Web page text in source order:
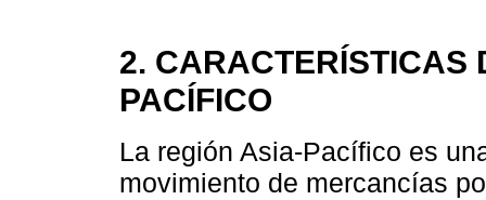
2. CARACTERÍSTICAS
PACÍFICO
La región Asia-Pacífico es
movimiento de mercancías